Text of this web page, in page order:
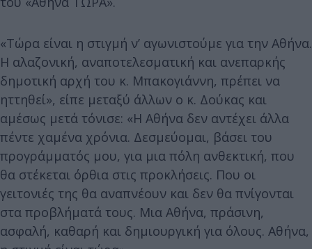
«Τώρα είναι η στιγμή ν’ αγωνιστούμε για την Αθήνα.
Η αλαζονική, αναποτελεσματική και ανεπαρκής
δημοτική αρχή του κ. Μπακογιάννη, πρέπει να
ηττηθεί», είπε μεταξύ άλλων ο κ. Δούκας και
αμέσως μετά τόνισε: «Η Αθήνα δεν αντέχει άλλα
πέντε χαμένα χρόνια. Δεσμεύομαι, βάσει του
προγράμματός μου, για μια πόλη ανθεκτική, που
θα στέκεται όρθια στις προκλήσεις. Που οι
γειτονιές της θα αναπνέουν και δεν θα πνίγονται
στα προβλήματά τους. Μια Αθήνα, πράσινη,
ασφαλή, καθαρή και δημιουργική για όλους. Αθήνα,